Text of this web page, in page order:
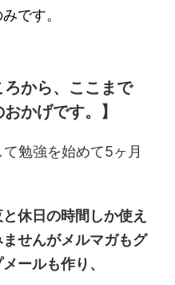
です。
ろから、ここまで
かげです。】
勉強を始めて5ヶ月
休日の時間しか使え
せんがメルマガもグ
ールも作り、